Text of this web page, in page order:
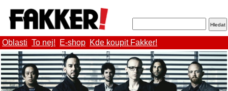
Oblasti To nej! E-shop Kde koupit Fakker!